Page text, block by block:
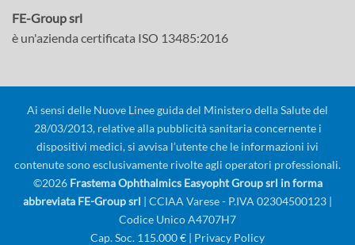
FE-Group srl
è un'azienda certificata ISO 13485:2016
Ai sensi delle Nuove Linee guida del Ministero della Salute del
28/03/2013, relative alla pubblicità sanitaria concernente i
dispositivi medici, si avvisa l’utente che le informazioni ivi
contenute sono esclusivamente rivolte agli operatori professionali.
©2026 Frastema Ophthalmics Easyopht Group srl in forma
abbreviata FE-Group srl | CCIAA Varese - P.IVA 02304500123 |
Codice Unico A4707H7
Cap. Soc. 115.000 € | Privacy Policy